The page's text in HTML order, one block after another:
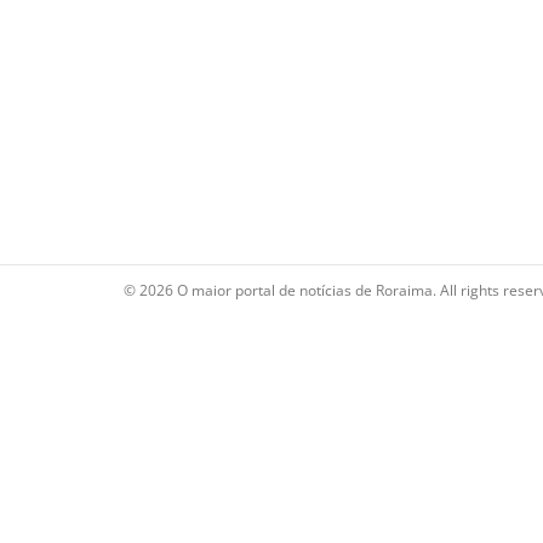
© 2026 O maior portal de notícias de Roraima. All rights